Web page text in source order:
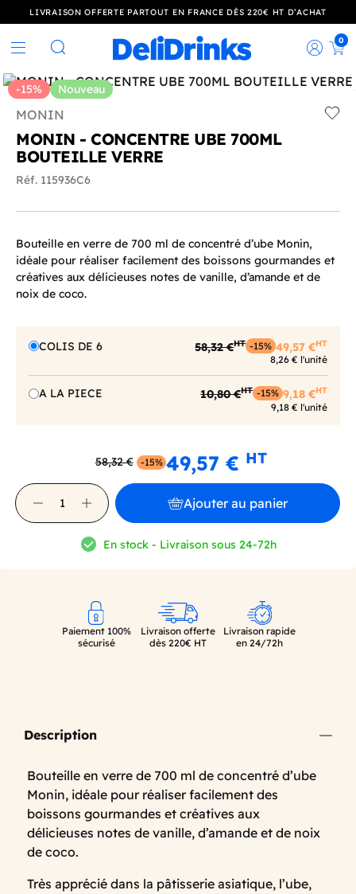
LIVRAISON OFFERTE PARTOUT EN FRANCE DÈS 220€ HT D’ACHAT
Rechercher
0
-15% Nouveau
MONIN
MONIN - CONCENTRE UBE 700ML
BOUTEILLE VERRE
Réf. 115936C6
Bouteille en verre de 700 ml de concentré d’ube Monin,
idéale pour réaliser facilement des boissons gourmandes et
créatives aux délicieuses notes de vanille, d’amande et de
noix de coco.
COLIS DE 6 58,32 €HT -15% 49,57 €HT
8,26 € l'unité
A LA PIECE 10,80 €HT -15% 9,18 €HT
9,18 € l'unité
58,32 € -15% 49,57 € HT
Ajouter au panier
En stock - Livraison sous 24-72h
Paiement 100%
sécurisé
Livraison offerte
dès 220€ HT
Livraison rapide
en 24/72h
Description
Bouteille en verre de 700 ml de concentré d’ube
Monin, idéale pour réaliser facilement des
boissons gourmandes et créatives aux
délicieuses notes de vanille, d’amande et de noix
de coco.
Très apprécié dans la pâtisserie asiatique, l’ube,